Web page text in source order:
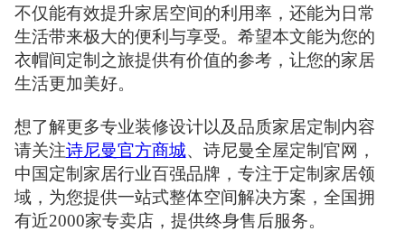
不仅能有效提升家居空间的利用率，还能为日常
生活带来极大的便利与享受。希望本文能为您的
衣帽间定制之旅提供有价值的参考，让您的家居
生活更加美好。
想了解更多专业装修设计以及品质家居定制内容
请关注诗尼曼官方商城、诗尼曼全屋定制官网，
中国定制家居行业百强品牌，专注于定制家居领
域，为您提供一站式整体空间解决方案，全国拥
有近2000家专卖店，提供终身售后服务。